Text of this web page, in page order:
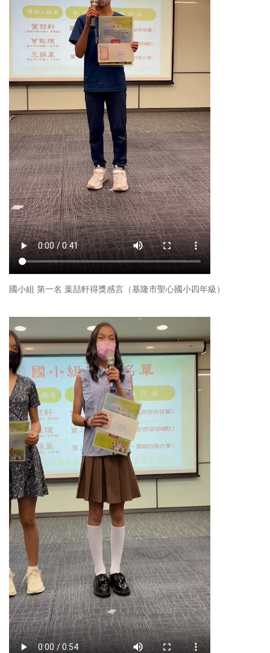
國小組 第一名 葉喆軒得獎感言（基隆市聖心國小四年級）